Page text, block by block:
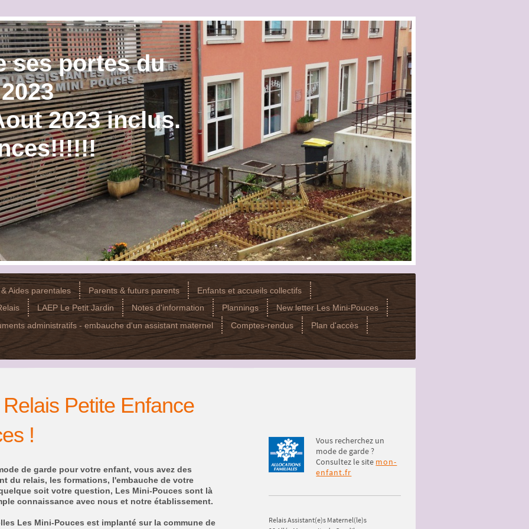
ses portes du
2023 inclus.
Aides parentales Parents & futurs parents
Enfants et accueils collectifs
LAEP Le Petit Jardin Notes d'information Plannings
New letter Les Mini-Pouces
administratifs - embauche d'un assistant maternel
Comptes-rendus Plan d'accès
Petite Enfance
!
de garde pour votre enfant, vous avez des
du relais, les formations, l'embauche de votre
soit votre question, Les Mini-Pouces sont là
connaissance avec nous et notre établissement.
Les Mini-Pouces est implanté sur la commune de
Vous recherchez un
mode de garde ?
Consultez le site mon-
enfant.fr
Relais Assistant(e)s Maternel(le)s